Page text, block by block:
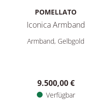
POMELLATO
Iconica Armband
Pomellato Iconica
Armband, Gelbgold
9.500,00 €
Verfügbar